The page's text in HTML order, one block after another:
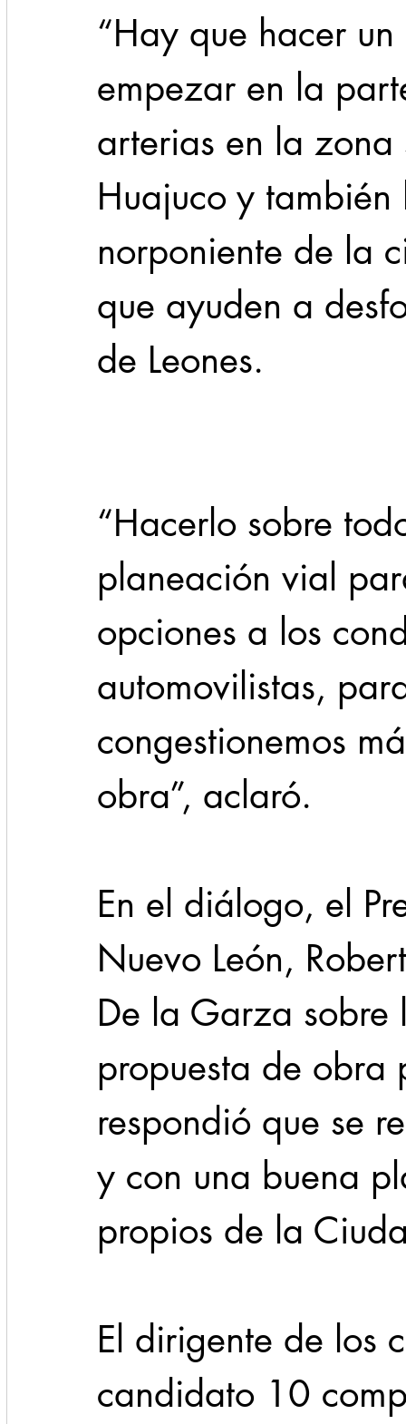
“Hay que hacer
empezar en la
arterias en la
Huajuco y
norponiente de la
que ayuden a
de
“Hacerlo sobre
planeación vial
opciones a los
automovilistas,
congestionemos
obra”, aclaró.
En el diálogo, el
Nuevo León,
De la Garza
propuesta de
respondió que se
y con una buena
propios de la
El dirigente de los
candidato 10